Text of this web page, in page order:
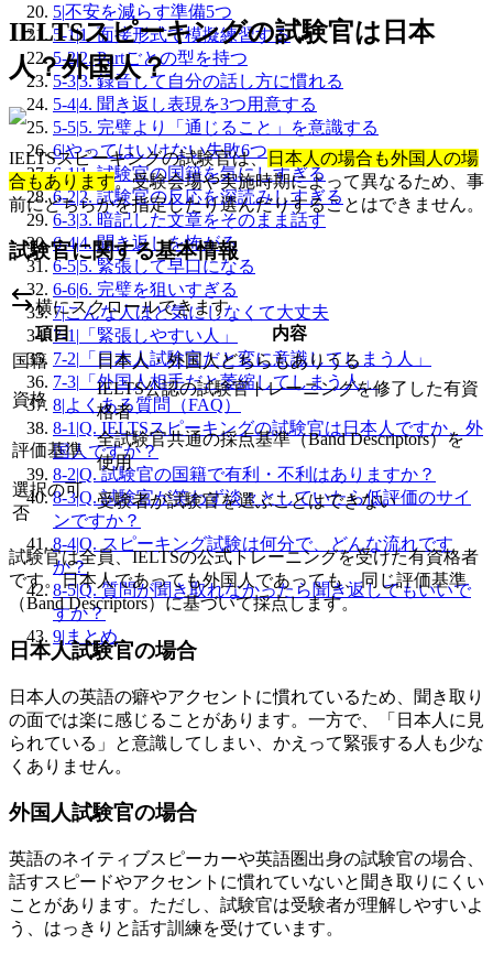
5|不安を減らす準備5つ
5-1|1. 面接形式で模擬練習する
5-2|2. Partごとの型を持つ
5-3|3. 録音して自分の話し方に慣れる
5-4|4. 聞き返し表現を3つ用意する
5-5|5. 完璧より「通じること」を意識する
6|やってはいけない失敗6つ
6-1|1. 試験官の国籍を気にしすぎる
6-2|2. 試験官の反応を深読みしすぎる
6-3|3. 暗記した文章をそのまま話す
6-4|4. 聞き返しを怖がる
6-5|5. 緊張して早口になる
6-6|6. 完璧を狙いすぎる
7|こんな人ほど気にしなくて大丈夫
7-1 | 「緊張しやすい人」
7-2| 「日本人試験官だと変に意識してしまう人」
7-3| 「外国人相手だと萎縮してしまう人」
8|よくある質問（FAQ）
8-1 |Q. IELTSスピーキングの試験官は日本人ですか、外
国人ですか？
8-2|Q. 試験官の国籍で有利・不利はありますか？
8-3|Q. 試験官が笑わず淡々としていたら低評価のサイ
ンですか？
8-4|Q. スピーキング試験は何分で、どんな流れです
か？
8-5|Q. 質問が聞き取れなかったら聞き返してもいいで
すか？
9| まとめ
IELTSスピーキングの試験官は日本
人？外国人？
IELTSスピーキングの試験官は、日本人の場合も外国人の場
合もあります。受験会場や実施時期によって異なるため、事
前にどちらかを指定したり選んだりすることはできません。
試験官に関する基本情報
横にスクロールできます
項目
内容
国籍
日本人・外国人どちらもありうる
資格
IELTS公認の試験官トレーニングを修了した有資
格者
評価基準
全試験官共通の採点基準（Band Descriptors）を
使用
選択の可
否
受験者が試験官を選ぶことはできない
試験官は全員、IELTSの公式トレーニングを受けた有資格者
です。日本人であっても外国人であっても、同じ評価基準
（Band Descriptors）に基づいて採点します。
日本人試験官の場合
日本人の英語の癖やアクセントに慣れているため、聞き取り
の面では楽に感じることがあります。一方で、「日本人に見
られている」と意識してしまい、かえって緊張する人も少な
くありません。
外国人試験官の場合
英語のネイティブスピーカーや英語圏出身の試験官の場合、
話すスピードやアクセントに慣れていないと聞き取りにくい
ことがあります。ただし、試験官は受験者が理解しやすいよ
う、はっきりと話す訓練を受けています。